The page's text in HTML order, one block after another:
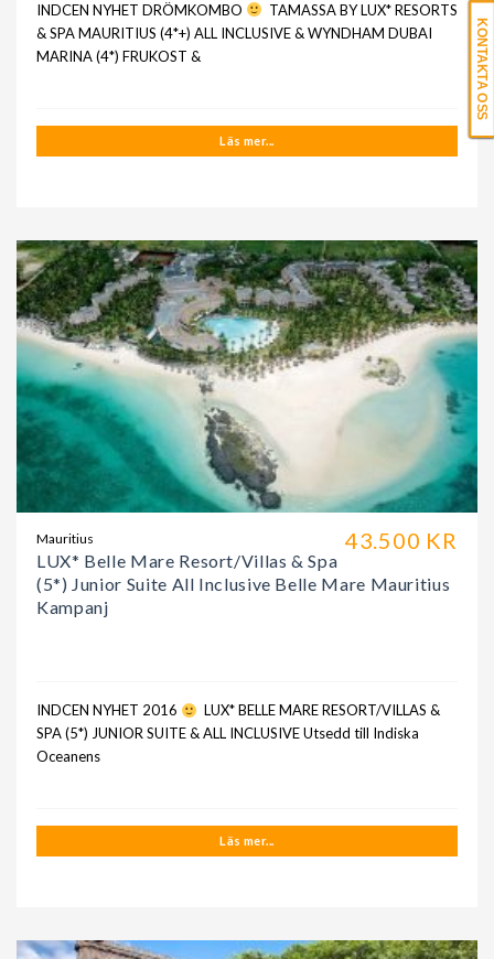
INDCEN NYHET DRÖMKOMBO
TAMASSA BY LUX* RESORTS
& SPA MAURITIUS (4*+) ALL INCLUSIVE & WYNDHAM DUBAI
MARINA (4*) FRUKOST &
Läs mer...
43.500 KR
Mauritius
LUX* Belle Mare Resort/Villas & Spa
(5*) Junior Suite All Inclusive Belle Mare Mauritius
Kampanj
INDCEN NYHET 2016
LUX* BELLE MARE RESORT/VILLAS &
SPA (5*) JUNIOR SUITE & ALL INCLUSIVE Utsedd till Indiska
Oceanens
Läs mer...
KONTAKTA OSS